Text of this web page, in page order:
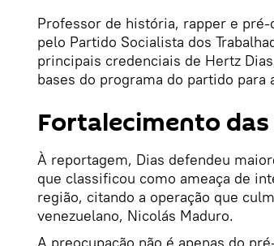
Professor de história, rapper e
pelo Partido Socialista dos
principais credenciais de Hertz
bases do programa do partido para
Fortalecimento
À reportagem, Dias defendeu
que classificou como ameaça de
região, citando a operação que
venezuelano, Nicolás Maduro.
A preocupação não é apenas do